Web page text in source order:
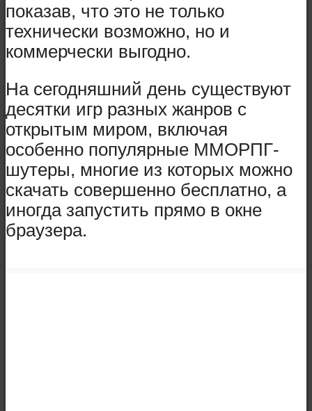
показав, что это не только
технически возможно, но и
коммерчески выгодно.
На сегодняшний день существуют
десятки игр разных жанров с
открытым миром, включая
особенно популярные ММОРПГ-
шутеры, многие из которых можно
скачать совершенно бесплатно, а
иногда запустить прямо в окне
браузера.